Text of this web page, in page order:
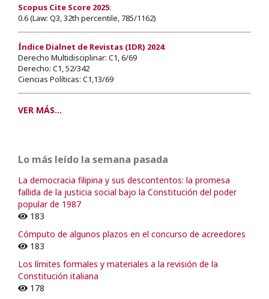
Scopus Cite Score 2025:
0.6 (Law: Q3, 32th percentile, 785/1162)
Índice Dialnet de Revistas (IDR) 2024:
Derecho Multidisciplinar: C1, 6/69
Derecho: C1, 52/342
Ciencias Políticas: C1,13/69
VER MÁS...
Lo más leído la semana pasada
La democracia filipina y sus descontentos: la promesa
fallida de la justicia social bajo la Constitución del poder
popular de 1987
183
Cómputo de algunos plazos en el concurso de acreedores
183
Los límites formales y materiales a la revisión de la
Constitución italiana
178